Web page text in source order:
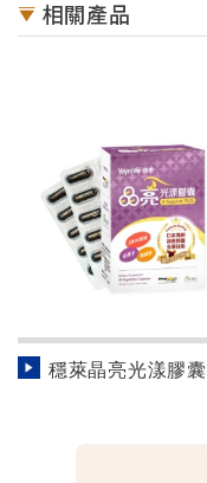
相關產品
穩萊晶亮光漾膠囊